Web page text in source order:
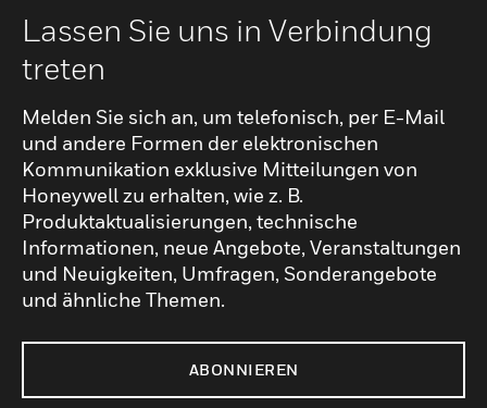
Lassen Sie uns in Verbindung
treten
Melden Sie sich an, um telefonisch, per E-Mail
und andere Formen der elektronischen
Kommunikation exklusive Mitteilungen von
Honeywell zu erhalten, wie z. B.
Produktaktualisierungen, technische
Informationen, neue Angebote, Veranstaltungen
und Neuigkeiten, Umfragen, Sonderangebote
und ähnliche Themen.
ABONNIEREN